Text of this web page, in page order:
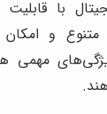
با قابلیت
متنوع و
مهمی